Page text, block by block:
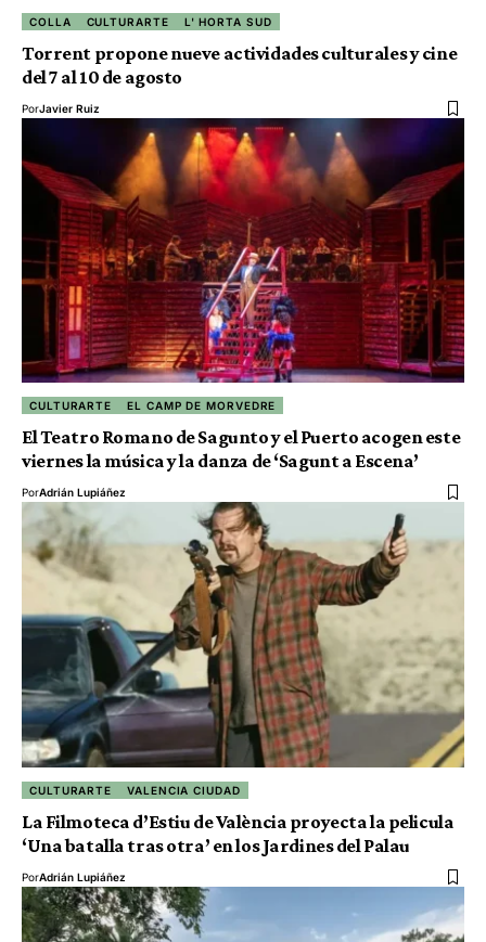
COLLA CULTURARTE L' HORTA SUD
Torrent propone nueve actividades culturales y cine
del 7 al 10 de agosto
PorJavier Ruiz
CULTURARTE EL CAMP DE MORVEDRE
El Teatro Romano de Sagunto y el Puerto acogen este
viernes la música y la danza de ‘Sagunt a Escena’
PorAdrián Lupiáñez
CULTURARTE VALENCIA CIUDAD
La Filmoteca d’Estiu de València proyecta la pelicula
‘Una batalla tras otra’ en los Jardines del Palau
PorAdrián Lupiáñez